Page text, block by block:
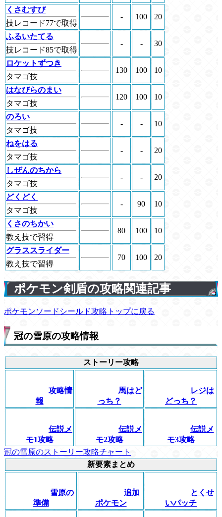
くさむすび
技レコード77で取得
- 100 20
ふるいたてる
技レコード85で取得
- - 30
ロケットずつき
タマゴ技
130 100 10
はなびらのまい
タマゴ技
120 100 10
のろい
タマゴ技
- - 10
ねをはる
タマゴ技
- - 20
しぜんのちから
タマゴ技
- - 20
どくどく
タマゴ技
- 90 10
くさのちかい
教え技で習得
80 100 10
グラススライダー
教え技で習得
70 100 20
ポケモン剣盾の攻略関連記事
ポケモンソードシールド攻略トップに戻る
冠の雪原の攻略情報
ストーリー攻略
攻略情
報
馬はど
っち？
レジは
どっち？
伝説メ
モ1攻略
伝説メ
モ2攻略
伝説メ
モ3攻略
冠の雪原のストーリー攻略チャート
新要素まとめ
雪原の
準備
追加
ポケモン
とくせ
いパッチ